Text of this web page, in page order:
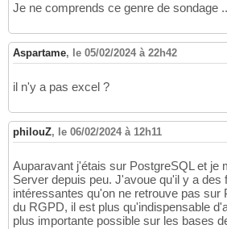
Je ne comprends ce genre de sondage
Aspartame, le 05/02/2024 à 22h42
il n'y a pas excel ?
philouZ, le 06/02/2024 à 12h11
Auparavant j'étais sur PostgreSQL et je
Server depuis peu. J'avoue qu'il y a des
intéressantes qu'on ne retrouve pas sur
du RGPD, il est plus qu'indispensable
plus importante possible sur les bases